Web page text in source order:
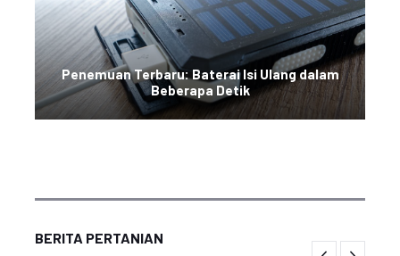
Penemuan Terbaru: Baterai Isi Ulang dalam
Beberapa Detik
BERITA PERTANIAN